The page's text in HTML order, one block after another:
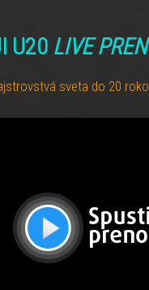
U20 LIVE
sveta do 20